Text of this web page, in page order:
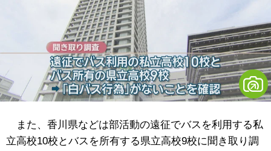
また、香川県などは部活動の遠征でバスを利用する私
立高校10校とバスを所有する県立高校9校に聞き取り調